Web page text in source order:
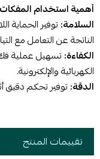
أهمية استخدام المفكات
السلامة:توفير الحماية
الناتجة عن التعامل مع
الكفاءة:تسهيل عملية فك
الكهربائية والإلكترونية.
الدقة:توفير تحكم دقيق
تقييمات المنتج